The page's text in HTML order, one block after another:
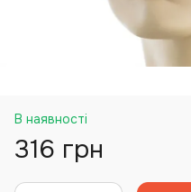
В наявності
316 грн